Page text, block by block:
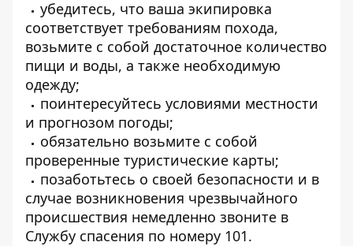
убедитесь, что ваша экипировка
соответствует требованиям похода,
возьмите с собой достаточное количество
пищи и воды, а также необходимую
одежду;
поинтересуйтесь условиями местности
и прогнозом погоды;
обязательно возьмите с собой
проверенные туристические карты;
позаботьтесь о своей безопасности и в
случае возникновения чрезвычайного
происшествия немедленно звоните в
Службу спасения по номеру 101.